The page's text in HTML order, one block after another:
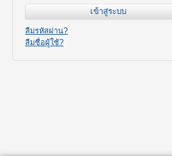
ลืมรหัสผ่าน?
ลืมชื่อผู้ใช้?